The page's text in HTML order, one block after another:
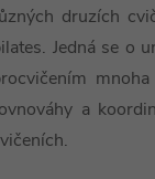
druzích
Jedná se o
a